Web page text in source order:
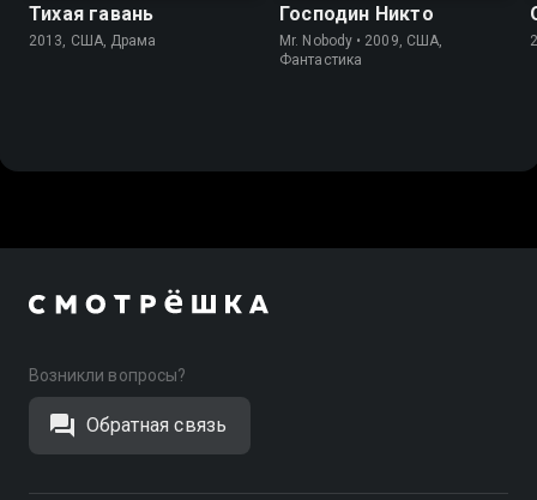
Тихая гавань
2013, США, Драма
Господин Никто
Mr. Nobody • 2009, США,
Фантастика
Возникли вопросы?
Обратная связь